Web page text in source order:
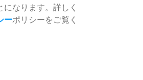
で公平な結果を保証するため
れるべきである。これには、
るバイアスの問題に対処する
がどのように意思決定を行うか
なります。詳しく
ーポリシーをご覧く